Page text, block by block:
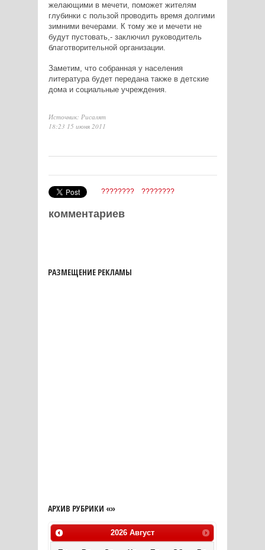
желающими в мечети, поможет жителям
глубинки с пользой проводить время долгими
зимними вечерами. К тому же и мечети не
будут пустовать,- заключил руководитель
благотворительной организации.
Заметим, что собранная у населения
литература будет передана также в детские
дома и социальные учреждения.
Источник: Рисалят
18:23 15 июня 2011
???????? ????????
комментариев
РАЗМЕЩЕНИЕ РЕКЛАМЫ
АРХИВ РУБРИКИ «»
2026 Август